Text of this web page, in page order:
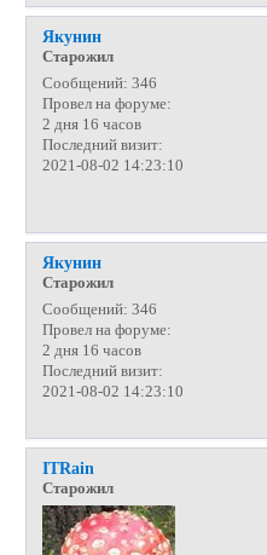
Якунин
Старожил
Сообщений: 346
Провел на форуме:
2 дня 16 часов
Последний визит:
2021-08-02 14:23:10
Якунин
Старожил
Сообщений: 346
Провел на форуме:
2 дня 16 часов
Последний визит:
2021-08-02 14:23:10
ITRain
Старожил